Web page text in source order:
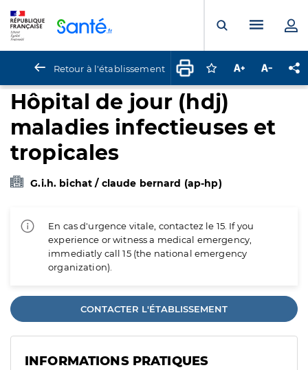
Ouvrir laMenu
Retour à l'établissement Connectez-vous
Augmenter la
Hôpital de jour (hdj)
maladies infectieuses et
tropicales
G.i.h. bichat / claude bernard (ap-hp)
En cas d'urgence vitale, contactez le 15. If you
experience or witness a medical emergency,
immediatly call 15 (the national emergency
organization).
CONTACTER L'ÉTABLISSEMENT
INFORMATIONS PRATIQUES